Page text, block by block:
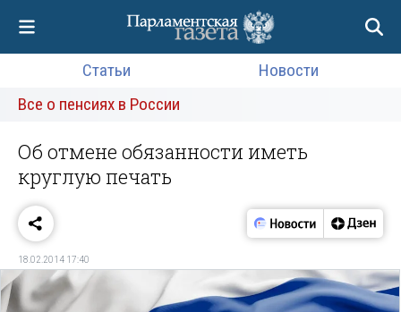
Статьи
Новости
Все о пенсиях в России
Об отмене обязанности иметь
круглую печать
18.02.2014 17:40